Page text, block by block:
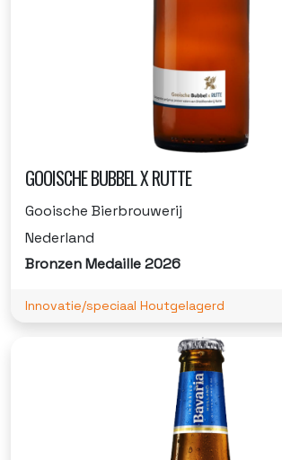
GOOISCHE BUBBEL X RUTTE
Gooische Bierbrouwerij
Nederland
Bronzen Medaille 2026
Innovatie/speciaal Houtgelagerd